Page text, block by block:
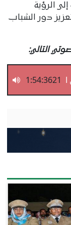
الرؤية
تعزيز دور الشباب
التالي:
الشباب والتشغيل
1:54:3621